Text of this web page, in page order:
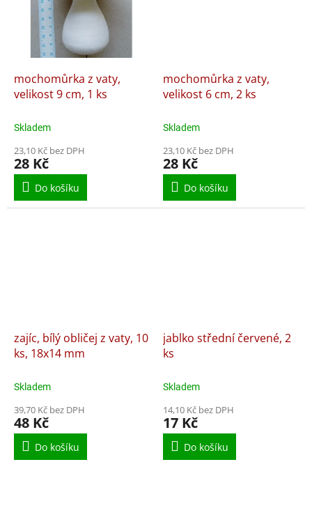
mochomůrka z vaty,
velikost 9 cm, 1 ks
Skladem
23,10 Kč bez DPH
28 Kč
Do košíku
mochomůrka z vaty,
velikost 6 cm, 2 ks
Skladem
23,10 Kč bez DPH
28 Kč
Do košíku
zajíc, bílý obličej z vaty, 10
ks, 18x14 mm
Skladem
39,70 Kč bez DPH
48 Kč
Do košíku
jablko střední červené, 2
ks
Skladem
14,10 Kč bez DPH
17 Kč
Do košíku